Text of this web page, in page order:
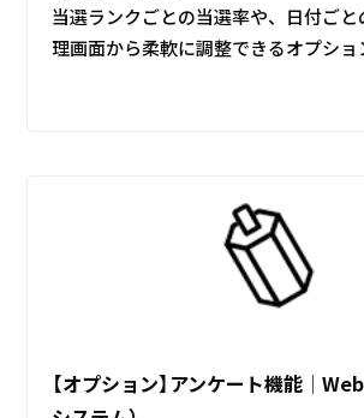
当選ランクごとの当選率や、日付ご
理画面から柔軟に調整できるオプショ
【オプション】アンケート機能